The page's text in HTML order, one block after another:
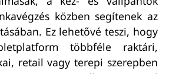
közben segítenek az
Ez lehetővé teszi, hogy
többféle raktári,
retail vagy terepi szerepben